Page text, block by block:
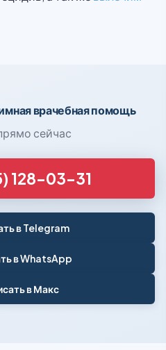
врачебная помощь
сейчас
128-03-31
в Telegram
в WhatsApp
в Макс